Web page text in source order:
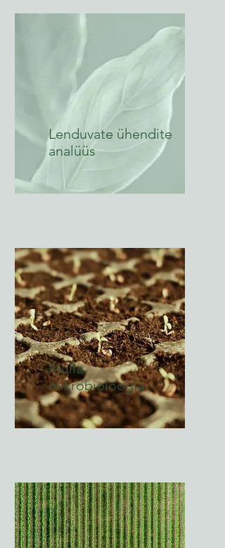
Lenduvate ühendite
analüüs
Mulla
mikrobioloogia